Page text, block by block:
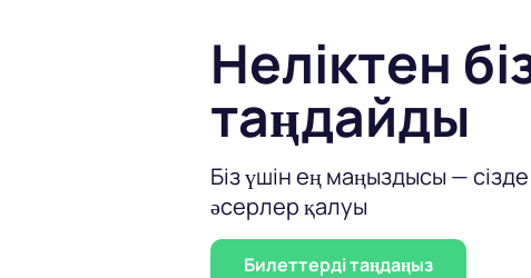
Неліктен
таңдайды
Біз үшін ең маңыздысы —
әсерлер қалуы
Билеттерді таңдаңыз